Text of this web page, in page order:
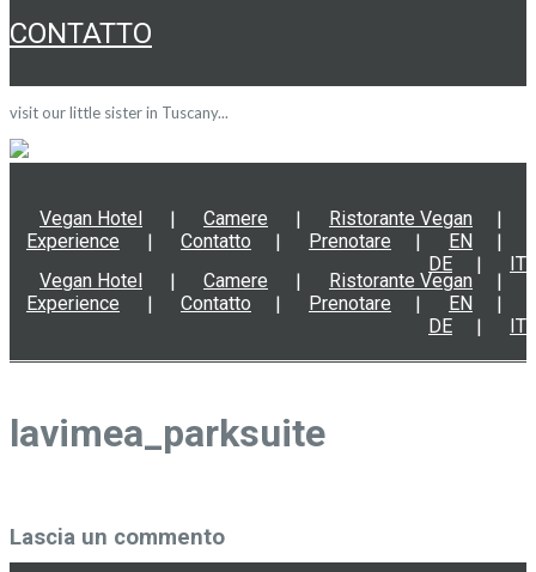
CONTATTO
visit our little sister in Tuscany...
Vegan Hotel Camere
Ristorante Vegan
Experience
Contatto Prenotare
EN
DE
IT
Vegan Hotel Camere
Ristorante Vegan
Experience
Contatto Prenotare
EN
DE
IT
lavimea_parksuite
Lascia un commento